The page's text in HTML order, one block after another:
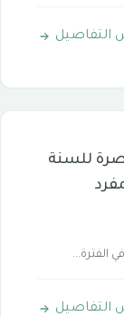
التفاصيل
للسنة
الفترة...
التفاصيل